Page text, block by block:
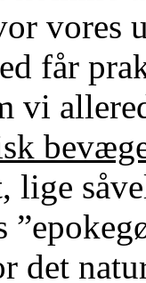
vores
får
vi
lige
det